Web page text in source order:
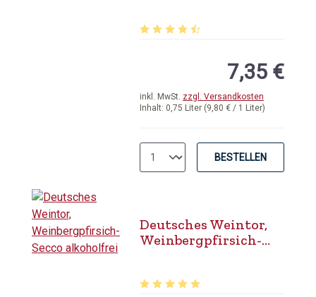
Inhalt: 0,75 Liter (9,80 € / 1 Liter)
inkl. MwSt. zzgl. Versandkosten
7,35 €
BESTELLEN
Deutsches Weintor,
Weinbergpfirsich-